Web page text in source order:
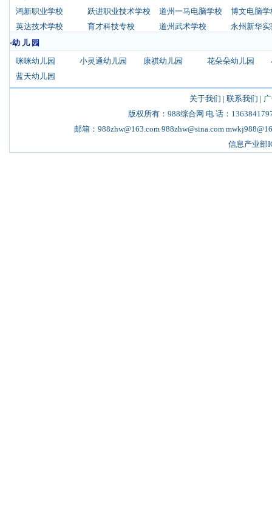
鸿新职业学校
跃进职业技术学校 道州一马电脑学校
博文电脑学
英达技术学校
育才科技专校 道州武术学校
永州新华实
·幼 儿 园
咪咪幼儿园
小灵通幼儿园 康祺幼儿园 花朵朵幼儿园
蓝天幼儿园
关于我们 | 联系我们 |
版权所有：988综合网 电 话：
邮箱：988zhw@163.com 988zhw@sina.com
信息产业部